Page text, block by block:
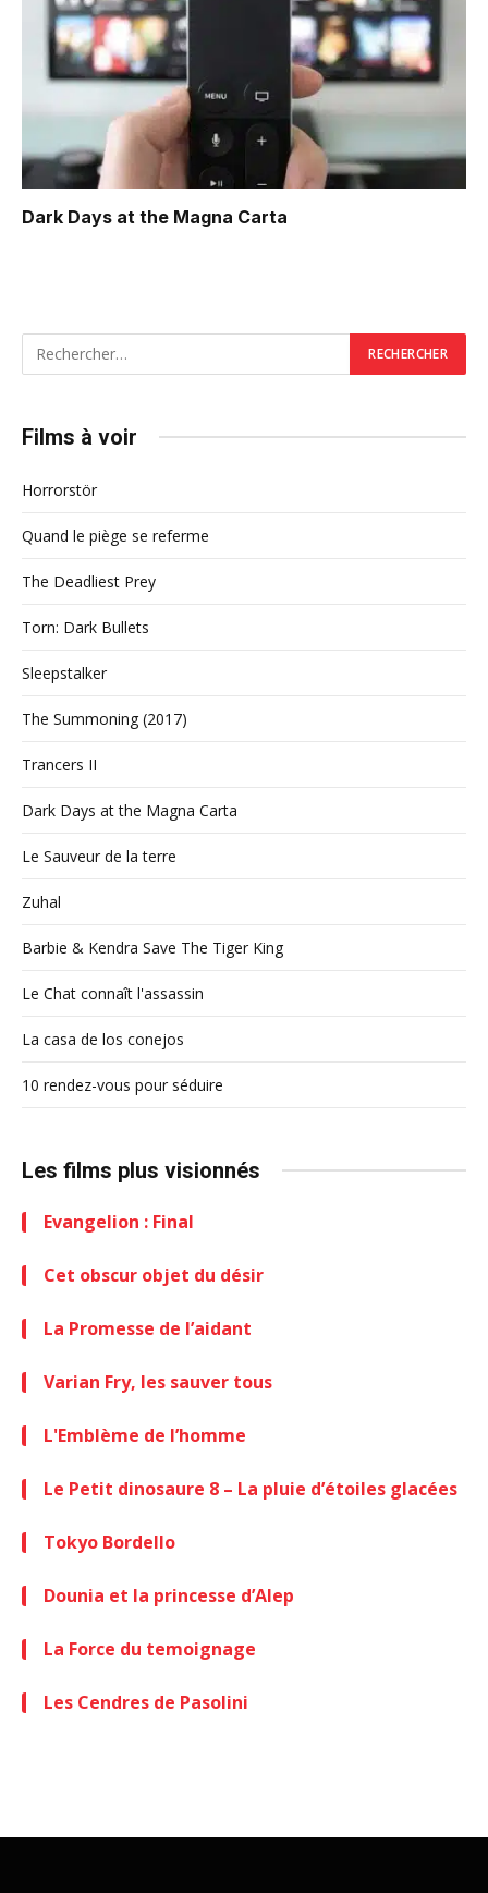
Dark Days at the Magna Carta
Films à voir
Horrorstör
Quand le piège se referme
The Deadliest Prey
Torn: Dark Bullets
Sleepstalker
The Summoning (2017)
Trancers II
Dark Days at the Magna Carta
Le Sauveur de la terre
Zuhal
Barbie & Kendra Save The Tiger King
Le Chat connaît l'assassin
La casa de los conejos
10 rendez-vous pour séduire
Les films plus visionnés
Evangelion : Final
Cet obscur objet du désir
La Promesse de l’aidant
Varian Fry, les sauver tous
L'Emblème de l’homme
Le Petit dinosaure 8 – La pluie d’étoiles glacées
Tokyo Bordello
Dounia et la princesse d’Alep
La Force du temoignage
Les Cendres de Pasolini